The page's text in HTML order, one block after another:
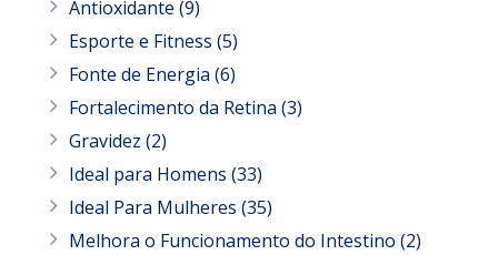
Antioxidante (9)
Esporte e Fitness (5)
Fonte de Energia (6)
Fortalecimento da Retina (3)
Gravidez (2)
Ideal para Homens (33)
Ideal Para Mulheres (35)
Melhora o Funcionamento do Intestino (2)